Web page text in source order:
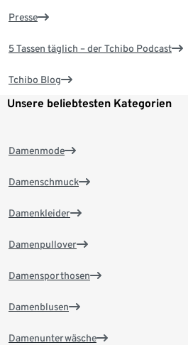
Presse
5 Tassen täglich – der Tchibo Podcast
Tchibo Blog
Unsere beliebtesten Kategorien
Damenmode
Damenschmuck
Damenkleider
Damenpullover
Damensporthosen
Damenblusen
Damenunterwäsche